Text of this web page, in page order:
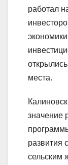
работал
места.
значение
развития
сельским